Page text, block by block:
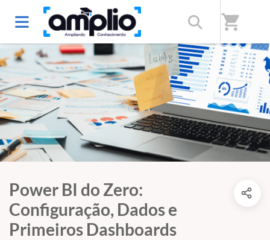
shopping_cart
Power BI do Zero:
Configuração, Dados e
Primeiros Dashboards